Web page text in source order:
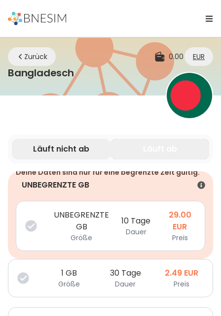
Zurück 0.00 EUR
BangladescheSIM | Bleiben Sie überall
Läuft nicht ab
Deine Daten sind nur für eine begrenzte Zeit gültig.
UNBEGRENZTE GB
UNBEGRENZTE
GB
Größe
10 Tage
Dauer
29.00
EUR
Preis
1 GB
Größe
30 Tage
Dauer
2.49 EUR
Preis